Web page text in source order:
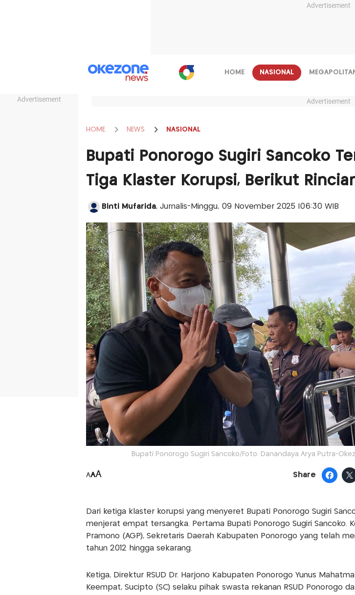
Advertisement
Advertisement
HOME NASIONAL
Advertisement
HOME NEWS NASIONAL
Bupati Ponorogo Sugiri Sancoko
Tiga Klaster Korupsi, Berikut
Binti Mufarida, Jurnalis-Minggu, 09 November 2025 |06:30 WIB
Bupati Ponorogo Sugiri Sancoko/Foto: Danandaya Arya Putra-
AAA Share
Dari ketiga klaster korupsi yang menyeret Bupati Ponorogo Sugiri
menjerat empat tersangka. Pertama Bupati Ponorogo Sugiri Sancoko.
Pramono (AGP), Sekretaris Daerah Kabupaten Ponorogo yang telah
tahun 2012 hingga sekarang.
Ketiga, Direktur RSUD Dr. Harjono Kabupaten Ponorogo Yunus Mahatma
Keempat, Sucipto (SC) selaku pihak swasta rekanan RSUD Ponorogo